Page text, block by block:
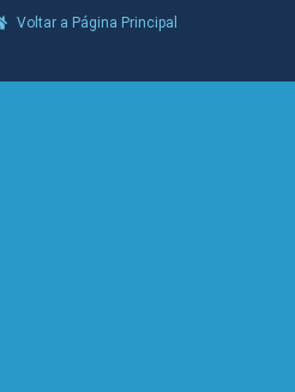
Voltar a Página Principal